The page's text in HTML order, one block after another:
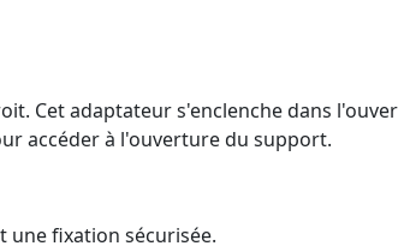
Cet adaptateur s'enclenche dans
accéder à l'ouverture du support.
une fixation sécurisée.